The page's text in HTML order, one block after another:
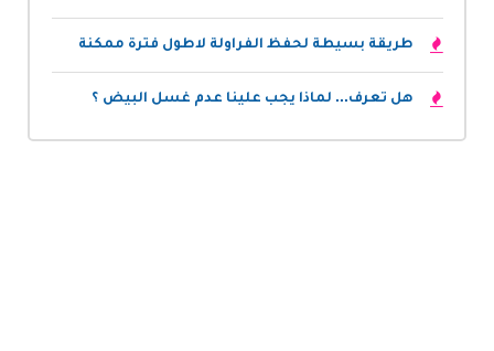
طريقة بسيطة لحفظ الفراولة لاطول فترة ممكنة
هل تعرف... لماذا يجب علينا عدم غسل البيض ؟